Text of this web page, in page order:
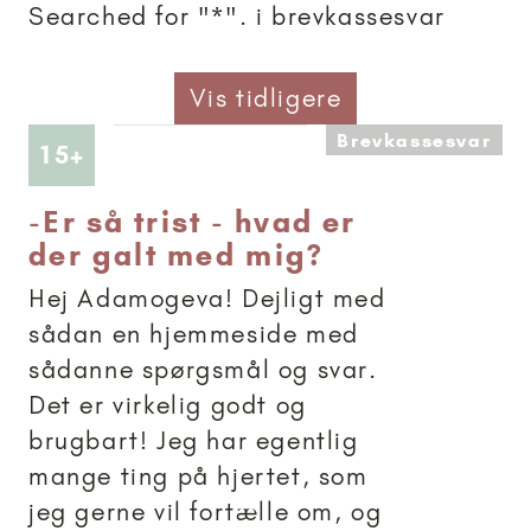
Searched for "*". i brevkassesvar
Vis tidligere
15+ Artikler anbefalet til 15+Brevkassesvar
-Er så trist - hvad er
der galt med mig?
Hej Adamogeva! Dejligt med
sådan en hjemmeside med
sådanne spørgsmål og svar.
Det er virkelig godt og
brugbart! Jeg har egentlig
mange ting på hjertet, som
jeg gerne vil fortælle om, og